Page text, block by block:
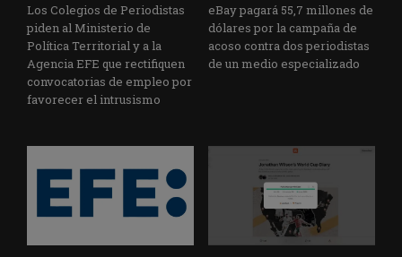
Los Colegios de Periodistas
piden al Ministerio de
Política Territorial y a la
Agencia EFE que rectifiquen
convocatorias de empleo por
favorecer el intrusismo
eBay pagará 55,7 millones de
dólares por la campaña de
acoso contra dos periodistas
de un medio especializado